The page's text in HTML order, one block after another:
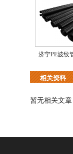
济宁PE波纹
相关资料
暂无相关文章